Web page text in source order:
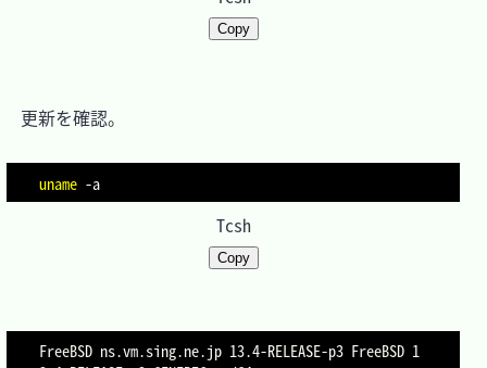
Copy
更新を確認。
uname -a
Tcsh
Copy
FreeBSD ns.vm.sing.ne.jp 13.4-RELEASE-p3 FreeBSD 1